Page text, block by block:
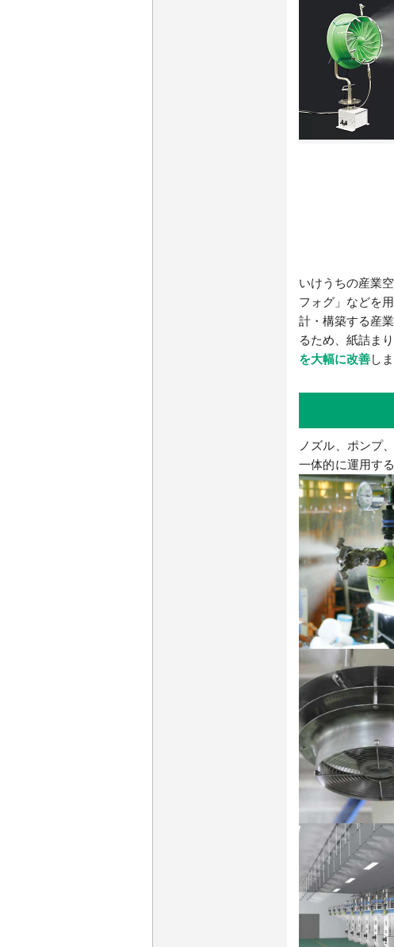
いけうちの産業
フォグ」などを
計・構築する産
るため、紙詰ま
を大幅に改善し
ノズル、ポンプ
一体的に運用する